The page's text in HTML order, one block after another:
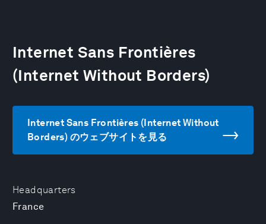
Headquarters
France
Internet Sans Frontières
(Internet Without Borders)
Internet Sans Frontières (Internet Without
Borders) のウェブサイトを見る